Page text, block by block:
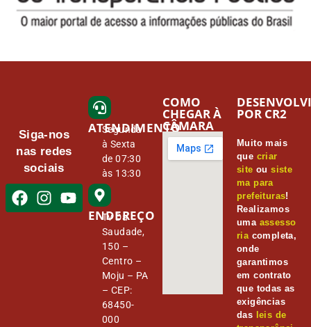
Siga-nos
nas redes
sociais
ATENDIMENTO
Segunda
à Sexta
de 07:30
às 13:30
ENDEREÇO
Tv Da
Saudade,
150 –
Centro –
Moju – PA
– CEP:
68450-
000
COMO
CHEGAR À
CÂMARA
Muito mais
que criar
site ousiste
ma para
prefeituras!
Realizamos
uma assesso
ria completa,
onde
garantimos
em contrato
que todas as
exigências
das leis de
POR CR2